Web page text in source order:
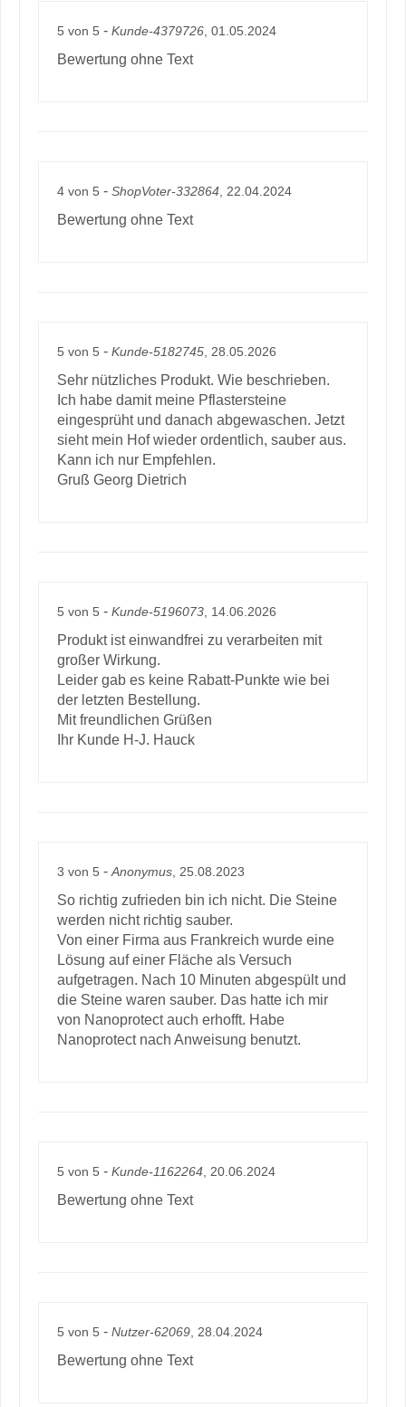
5 von 5 - Kunde-4379726 , 01.05.2024
Bewertung ohne Text
4 von 5 - ShopVoter-332864 , 22.04.2024
Bewertung ohne Text
5 von 5 - Kunde-5182745 , 28.05.2026
Sehr nützliches Produkt. Wie beschrieben.
Ich habe damit meine Pflastersteine
eingesprüht und danach abgewaschen. Jetzt
sieht mein Hof wieder ordentlich, sauber aus.
Kann ich nur Empfehlen.
Gruß Georg Dietrich
5 von 5 - Kunde-5196073 , 14.06.2026
Produkt ist einwandfrei zu verarbeiten mit
großer Wirkung.
Leider gab es keine Rabatt-Punkte wie bei
der letzten Bestellung.
Mit freundlichen Grüßen
Ihr Kunde H-J. Hauck
3 von 5 - Anonymus , 25.08.2023
So richtig zufrieden bin ich nicht. Die Steine
werden nicht richtig sauber.
Von einer Firma aus Frankreich wurde eine
Lösung auf einer Fläche als Versuch
aufgetragen. Nach 10 Minuten abgespült und
die Steine waren sauber. Das hatte ich mir
von Nanoprotect auch erhofft. Habe
Nanoprotect nach Anweisung benutzt.
5 von 5 - Kunde-1162264 , 20.06.2024
Bewertung ohne Text
5 von 5 - Nutzer-62069 , 28.04.2024
Bewertung ohne Text